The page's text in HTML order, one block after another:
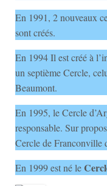
En 1991, 2 nouveaux
sont créés.
En 1994 Il est créé à
un septième Cercle,
Beaumont.
En 1995, le Cercle
responsable. Sur
Cercle de Franconville
En 1999 est né le